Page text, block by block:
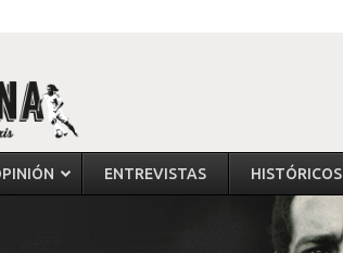
ENTREVISTAS HISTÓRICOS